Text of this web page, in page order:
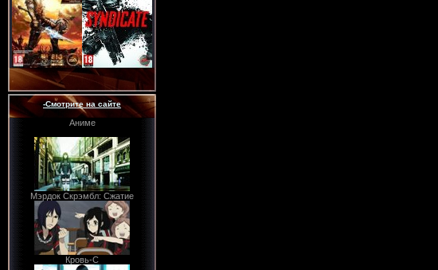
-Смотрите на сайте
Аниме
Мэрдок Скрэмбл: Сжатие
Кровь-С